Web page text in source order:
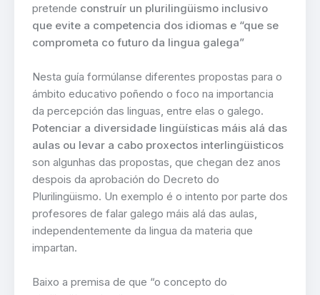
pretende construír un plurilingüismo inclusivo
que evite a competencia dos idiomas e “que se
comprometa co futuro da lingua galega”
Nesta guía formúlanse diferentes propostas para o
ámbito educativo poñendo o foco na importancia
da percepción das linguas, entre elas o galego.
Potenciar a diversidade lingüísticas máis alá das
aulas ou levar a cabo proxectos interlingüisticos
son algunhas das propostas, que chegan dez anos
despois da aprobación do Decreto do
Plurilingüismo. Un exemplo é o intento por parte dos
profesores de falar galego máis alá das aulas,
independentemente da lingua da materia que
impartan.
Baixo a premisa de que “o concepto do